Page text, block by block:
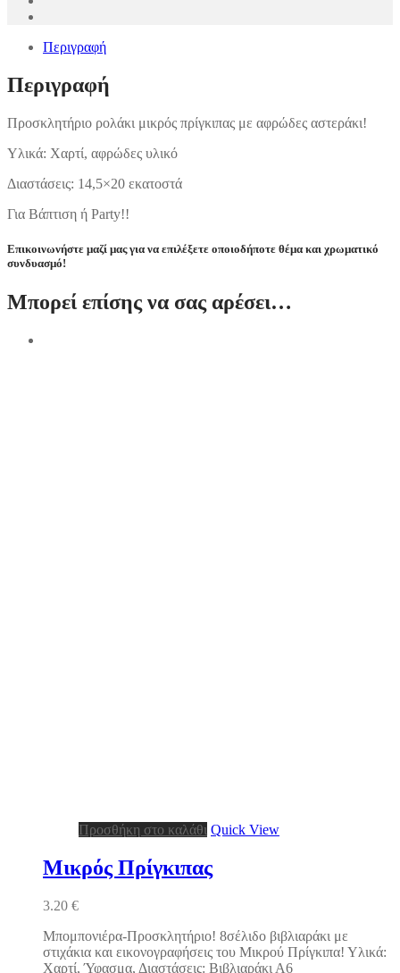
Περιγραφή
Περιγραφή
Προσκλητήριο ρολάκι μικρός πρίγκιπας με αφρώδες αστεράκι!
Υλικά: Χαρτί, αφρώδες υλικό
Διαστάσεις: 14,5×20 εκατοστά
Για Βάπτιση ή Party!!
Επικοινωνήστε μαζί μας για να επιλέξετε οποιοδήποτε θέμα και χρωματικό
συνδυασμό!
Μπορεί επίσης να σας αρέσει…
Προσθήκη στο καλάθι Quick View
Μικρός Πρίγκιπας
3.20 €
Μπομπονιέρα-Προσκλητήριο! 8σέλιδο βιβλιαράκι με
στιχάκια και εικονογραφήσεις του Μικρού Πρίγκιπα! Υλικά:
Χαρτί, Ύφασμα, Διαστάσεις: Βιβλιαράκι Α6